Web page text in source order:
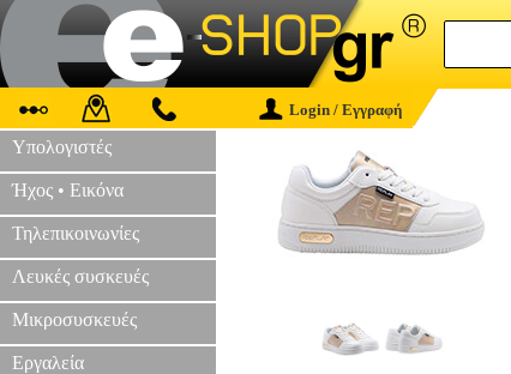
Login / Εγγραφή
Υπολογιστές
Ήχος • Εικόνα
Τηλεπικοινωνίες
Λευκές συσκευές
Μικροσυσκευές
Εργαλεία